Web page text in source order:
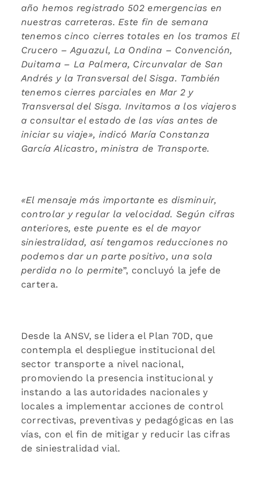
año hemos registrado 502 emergencias en
nuestras carreteras. Este fin de semana
tenemos cinco cierres totales en los tramos El
Crucero – Aguazul, La Ondina – Convención,
Duitama – La Palmera, Circunvalar de San
Andrés y la Transversal del Sisga. También
tenemos cierres parciales en Mar 2 y
Transversal del Sisga. Invitamos a los viajeros
a consultar el estado de las vías antes de
iniciar su viaje», indicó María Constanza
García Alicastro, ministra de Transporte.
«El mensaje más importante es disminuir,
controlar y regular la velocidad.Según cifras
anteriores, este puente es el de mayor
siniestralidad, así tengamos reducciones no
podemos dar un parte positivo, una sola
perdida no lo permite”, concluyó la jefe de
cartera.
Desde la ANSV, se lidera el Plan 70D, que
contempla el despliegue institucional del
sector transporte a nivel nacional,
promoviendo la presencia institucional y
instando a las autoridades nacionales y
locales a implementar acciones de control
correctivas, preventivas y pedagógicas en las
vías, con el fin de mitigar y reducir las cifras
de siniestralidad vial.